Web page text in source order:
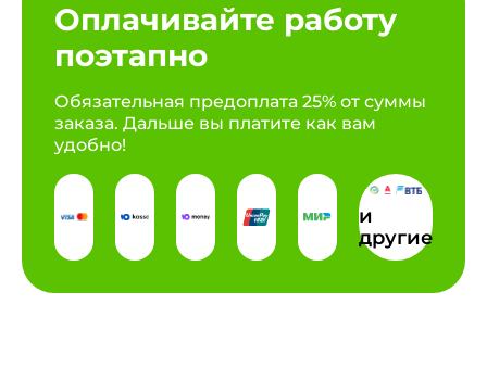
Оплачивайте работу
поэтапно
Обязательная предоплата 25% от суммы
заказа. Дальше вы платите как вам
удобно!
и
другие